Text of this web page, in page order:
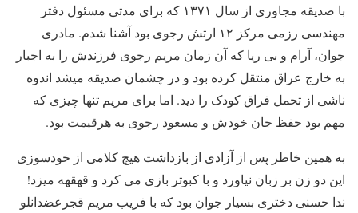
با صدیقه مجاوری از سال ۱۳۷۱ که برای مدتی مسئول دفتر
مهندسی رزمی مرکز ۱۲ ارتش رجوی بود آشنا شدم. مادری
جوان، آرام و بی ریا که آن زمان مریم رجوی فرزندش را به اجبار
به خارج عراق منتقل کرده بود و در چشمان صدیقه میشد اندوه
ناشی از تحمل فراق کودک را دید. اما برای مریم تنها چیزی که
مهم بود حفظ جان خودش و مسعود رجوی به هرقیمت بود.
به همین خاطر پس از آزادی از بازداشت هیچ کلامی از خودسوزی
این دو زن بر زبان نیاورد و با کبوتر بازی می کرد و قهقهه میزد!
ندا حسنی دختری بسیار جوان بود که با فریب مریم قجرعضدانلو